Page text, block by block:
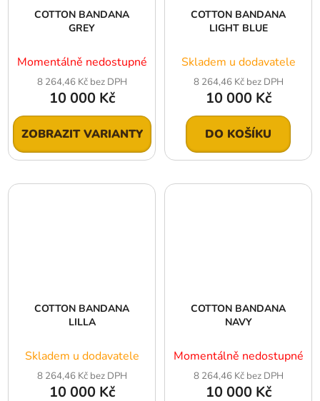
COTTON BANDANA
GREY
Momentálně nedostupné
8 264,46 Kč bez DPH
10 000 Kč
ZOBRAZIT VARIANTY
COTTON BANDANA
LIGHT BLUE
Skladem u dodavatele
8 264,46 Kč bez DPH
10 000 Kč
DO KOŠÍKU
COTTON BANDANA
LILLA
Skladem u dodavatele
8 264,46 Kč bez DPH
10 000 Kč
COTTON BANDANA
NAVY
Momentálně nedostupné
8 264,46 Kč bez DPH
10 000 Kč